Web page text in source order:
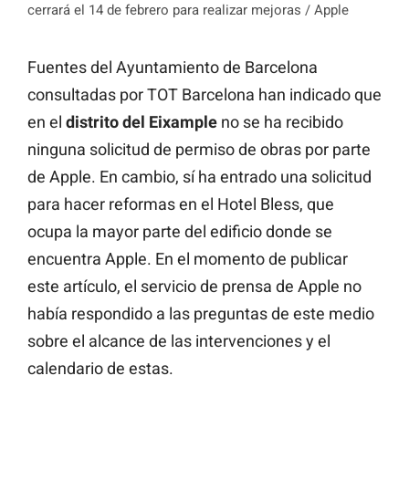
cerrará el 14 de febrero para realizar mejoras / Apple
Fuentes del Ayuntamiento de Barcelona
consultadas por TOT Barcelona han indicado que
en el distrito del Eixample no se ha recibido
ninguna solicitud de permiso de obras por parte
de Apple. En cambio, sí ha entrado una solicitud
para hacer reformas en el Hotel Bless, que
ocupa la mayor parte del edificio donde se
encuentra Apple. En el momento de publicar
este artículo, el servicio de prensa de Apple no
había respondido a las preguntas de este medio
sobre el alcance de las intervenciones y el
calendario de estas.